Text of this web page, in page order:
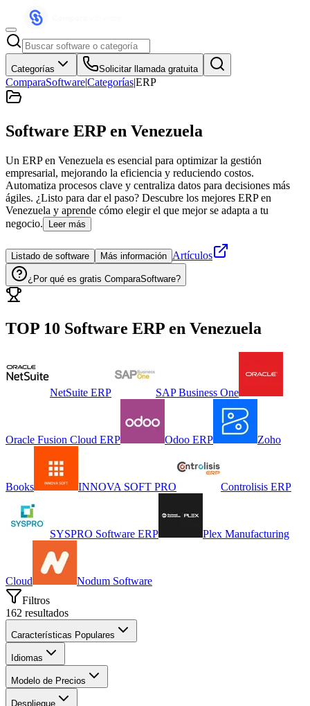
Categorías Solicitar llamada gratuita
ComparaSoftware|Categorías|ERP
Software ERP en Venezuela
Un ERP en Venezuela es esencial para optimizar la gestión
empresarial, mejorando la eficiencia y reduciendo costos.
Automatiza procesos clave y centraliza datos para decisiones más
ágiles. ¿Listo para dar el paso? Descubre los mejores ERP en
Venezuela y aprende cómo elegir el que mejor se adapta a tu
negocio.
Leer más
Listado de software Más información Artículos
¿Por qué es gratis ComparaSoftware?
TOP 10 Software ERP en Venezuela
NetSuite ERP SAP Business One
Oracle Fusion Cloud ERP Odoo ERP Zoho
Books INNOVA SOFT PRO Controlisis ERP
SYSPRO Software ERP Plex Manufacturing
Cloud
Nodum Software
Filtros
162 resultados
Características Populares
Idiomas
Modelo de Precios
Despliegue